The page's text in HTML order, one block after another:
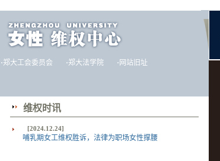
·郑大工会委员会 ·郑大法学院 · 网站旧址
维权时讯
[2024.12.24]
哺乳期女工维权胜诉，法律为职场女性撑腰